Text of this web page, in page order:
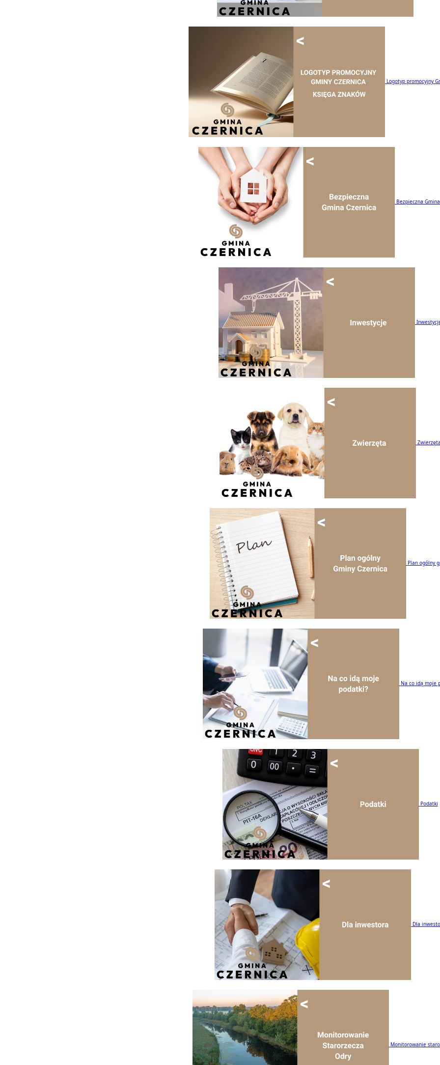
Logotyp promocyjny
Bezpieczna
Zwierzęta
Plan ogólny
Na co idą moje
Podatki
Dla
Monitorowanie